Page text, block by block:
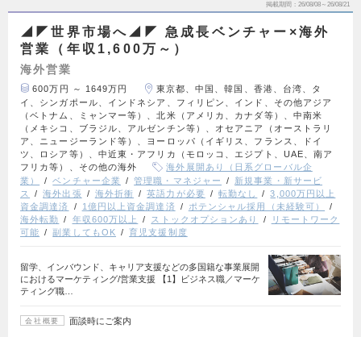
掲載期間 26/08/08～26/08/21
◢◤世界市場へ◢◤ 急成長ベンチャー×海外
営業（年収1,600万～）
海外営業
600万円 ～ 1649万円
東京都、中国、韓国、香港、台湾、タ
イ、シンガポール、インドネシア、フィリピン、インド、その他アジア
（ベトナム、ミャンマー等）、北米（アメリカ、カナダ等）、中南米
（メキシコ、ブラジル、アルゼンチン等）、オセアニア（オーストラリ
ア、ニュージーランド等）、ヨーロッパ（イギリス、フランス、ドイ
ツ、ロシア等）、中近東・アフリカ（モロッコ、エジプト、UAE、南ア
フリカ等）、その他の海外
海外展開あり（日系グローバル企
業）
ベンチャー企業 管理職・マネジャー
新規事業・新サービ
ス
海外出張 海外折衝 英語力が必要 転勤なし
3,000万円以上
資金調達済
1億円以上資金調達済
ポテンシャル採用（未経験可）
海外転勤
年収600万以上 ストックオプションあり
リモートワーク
可能
副業してもOK 育児支援制度
留学、インバウンド、キャリア支援などの多国籍な事業展開
におけるマーケティング/営業支援 【1】ビジネス職／マーケ
ティング職…
会社概要 面談時にご案内